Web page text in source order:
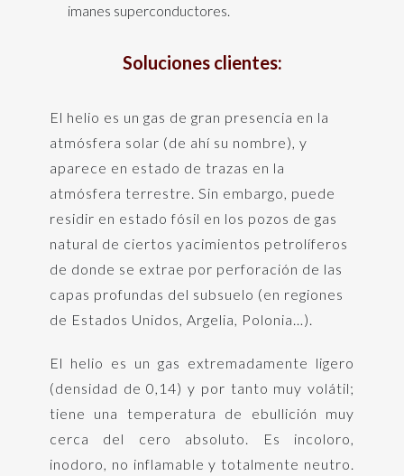
imanes superconductores.
Soluciones clientes:
El helio es un gas de gran presencia en la
atmósfera solar (de ahí su nombre), y
aparece en estado de trazas en la
atmósfera terrestre. Sin embargo, puede
residir en estado fósil en los pozos de gas
natural de ciertos yacimientos petrolíferos
de donde se extrae por perforación de las
capas profundas del subsuelo (en regiones
de Estados Unidos, Argelia, Polonia…).
El helio es un gas extremadamente ligero
(densidad de 0,14) y por tanto muy volátil;
tiene una temperatura de ebullición muy
cerca del cero absoluto. Es incoloro,
inodoro, no inflamable y totalmente neutro.